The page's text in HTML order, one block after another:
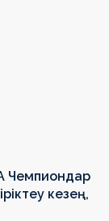
Чемпиондар
кезең,